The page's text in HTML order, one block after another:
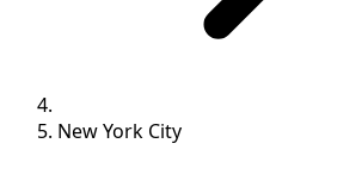
New York City